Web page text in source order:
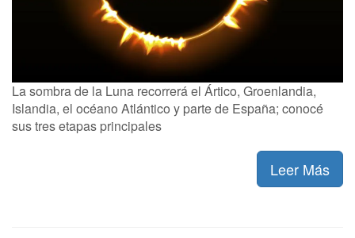
La sombra de la Luna recorrerá el Ártico, Groenlandia,
Islandia, el océano Atlántico y parte de España; conocé
sus tres etapas principales
Leer Más